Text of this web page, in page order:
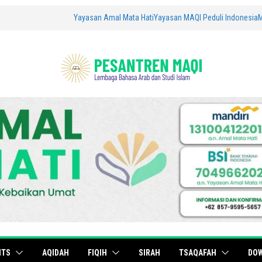
Yayasan Amal Mata HatiYayasan MAQI Peduli Indonesia
AQIDAH FIQIH SIRAH TSAQAFAH